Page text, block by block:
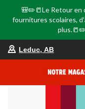
🎒✏️📒Le Retour en
fournitures scolaires,
Leduc, AB